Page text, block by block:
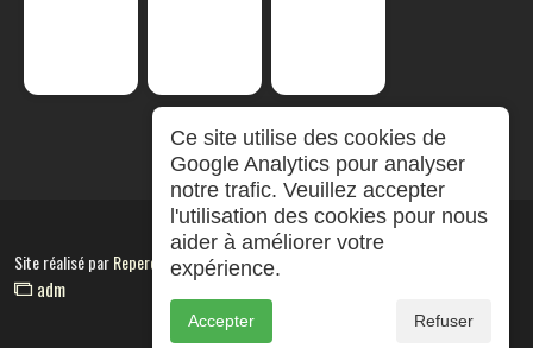
Site réalisé parRepereCom
adm
Ce site utilise des cookies de
Google Analytics pour analyser
notre trafic. Veuillez accepter
l'utilisation des cookies pour nous
aider à améliorer votre
expérience.
Accepter Refuser